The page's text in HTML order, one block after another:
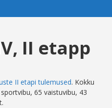
II etapp
II etapi tulemused. Kokku
65 vaistuvibu, 43